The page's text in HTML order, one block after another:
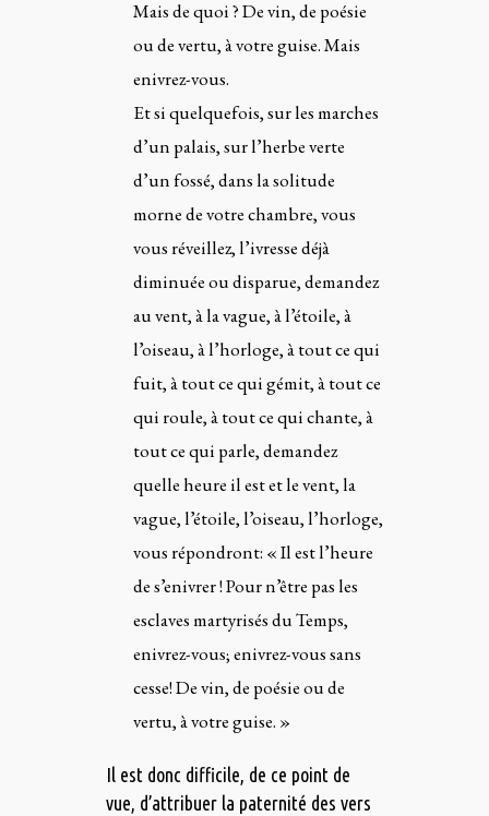
Mais de quoi ? De vin, de poésie
ou de vertu, à votre guise. Mais
enivrez-vous.
Et si quelquefois, sur les marches
d’un palais, sur l’herbe verte
d’un fossé, dans la solitude
morne de votre chambre, vous
vous réveillez, l’ivresse déjà
diminuée ou disparue, demandez
au vent, à la vague, à l’étoile, à
l’oiseau, à l’horloge, à tout ce qui
fuit, à tout ce qui gémit, à tout ce
qui roule, à tout ce qui chante, à
tout ce qui parle, demandez
quelle heure il est et le vent, la
vague, l’étoile, l’oiseau, l’horloge,
vous répondront: « Il est l’heure
de s’enivrer ! Pour n’être pas les
esclaves martyrisés du Temps,
enivrez-vous; enivrez-vous sans
cesse! De vin, de poésie ou de
vertu, à votre guise. »
Il est donc difficile, de ce point de
vue, d’attribuer la paternité des vers